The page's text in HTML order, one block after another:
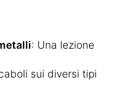
: Una lezione
sui diversi tipi